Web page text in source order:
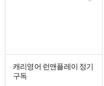
캐리영어 런앤플레이 정기
구독